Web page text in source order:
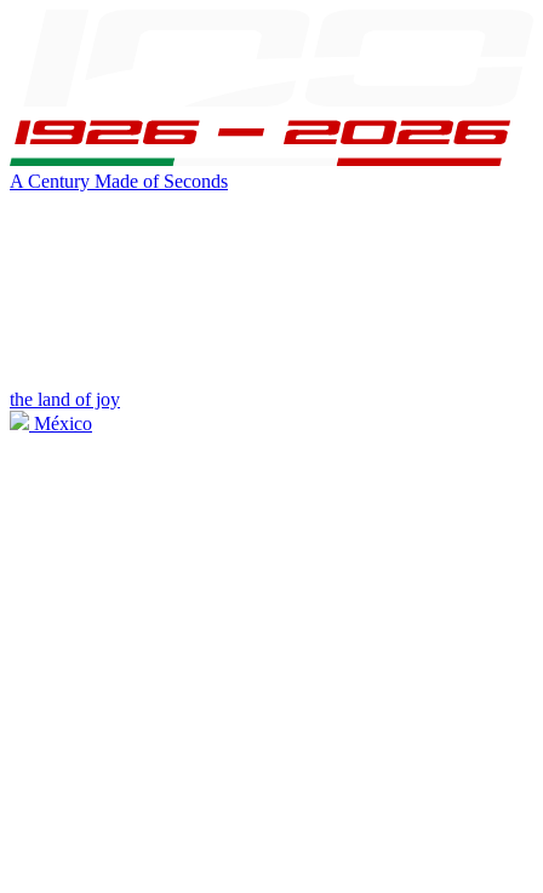
A Century Made of Seconds
the land of joy
México